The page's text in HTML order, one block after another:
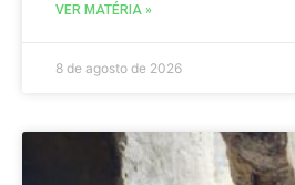
VER MATÉRIA »
8 de agosto de 2026